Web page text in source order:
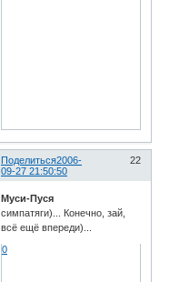
Поделиться 22
2006-
09-27 21:50:50
Муси-Пуся
симпатяги)... Конечно, зай,
всё ещё впереди)...
0